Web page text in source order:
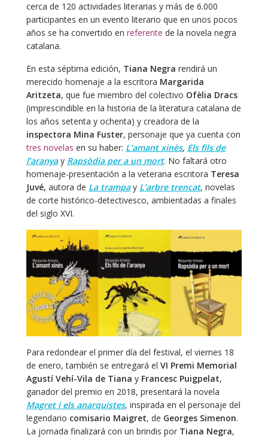
cerca de 120 actividades literarias y más de 6.000
participantes en un evento literario que en unos pocos
años se ha convertido en referente de la novela negra
catalana.
En esta séptima edición, Tiana Negra rendirá un
merecido homenaje a la escritora Margarida
Aritzeta, que fue miembro del colectivo Ofèlia Dracs
(imprescindible en la historia de la literatura catalana de
los años setenta y ochenta) y creadora de la
inspectora Mina Fuster, personaje que ya cuenta con
tres novelas en su haber: L’amant xinès, Els fils de
l’aranyay Rapsòdia per a un mort. No faltará otro
homenaje-presentación a la veterana escritora Teresa
Juvé, autora de La trampay L’arbre trencat, novelas
de corte histórico-detectivesco, ambientadas a finales
del siglo XVI.
Para redondear el primer día del festival, el viernes 18
de enero, también se entregará el VI Premi Memorial
Agustí Vehí-Vila de Tiana y Francesc Puigpelat,
ganador del premio en 2018, presentará la novela
Magret i els anarquistes, inspirada en el personaje del
legendario comisario Maigret, de Georges Simenon.
La jornada finalizará con un brindis por Tiana Negra,